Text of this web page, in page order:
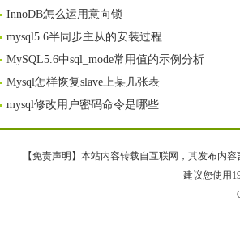
InnoDB怎么运用意向锁
mysql5.6半同步主从的安装过程
MySQL5.6中sql_mode常用值的示例分析
Mysql怎样恢复slave上某几张表
mysql修改用户密码命令是哪些
【免责声明】本站内容转载自互联网，其发布内
建议您使用